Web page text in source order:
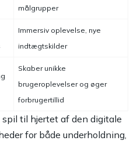
målgrupper
Immersiv oplevelse, nye
indtægtskilder
Skaber unikke
brugeroplevelser og øger
forbrugertillid
til hjertet af den digitale
for både underholdning,